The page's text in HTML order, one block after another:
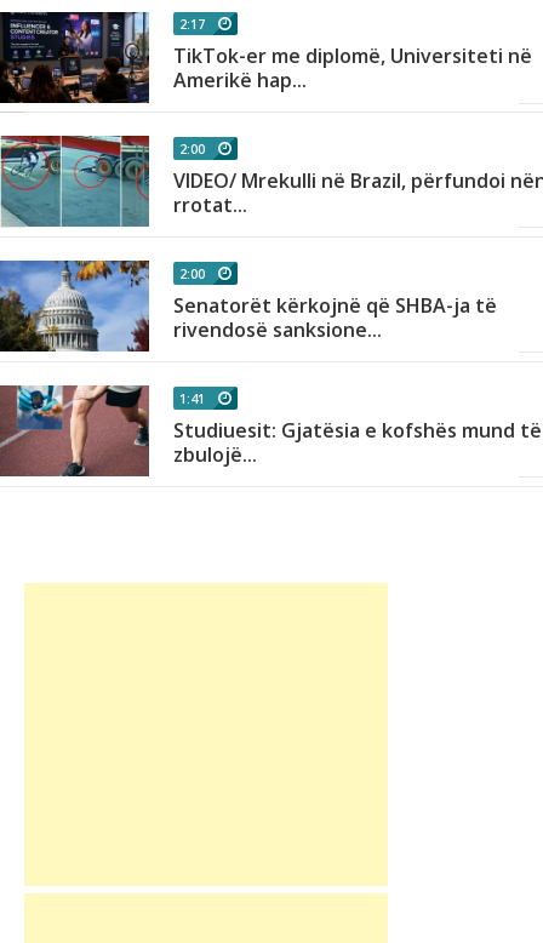
2:17
TikTok-er me diplomë, Universiteti në
Amerikë hap...
2:00
VIDEO/ Mrekulli në Brazil, përfundoi
rrotat...
2:00
Senatorët kërkojnë që SHBA-ja të
rivendosë sanksione...
1:41
Studiuesit: Gjatësia e kofshës mund të
zbulojë...